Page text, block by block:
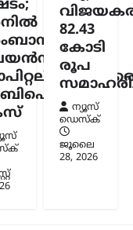
കേന്ദ്രമന്ത്രി
പ്രഖ്യാപിച്ച് രണ്ട്
അദ്ദേഹം
82.43
കോടി
രൂപ
ന്യൂസ്
ഡെസ്ക്
ജൂലൈ
28, 2026